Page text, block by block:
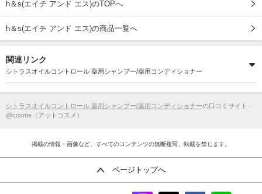
h＆s(エイチ アンド エス)のTOPへ
h＆s(エイチ アンド エス)の商品一覧へ
関連リンク
シトラスオイルコントロール 薬用シャンプー/薬用コンディショナー
シトラスオイルコントロール 薬用シャンプー/薬用コンディショナーの口コミサイト -
@cosme（アットコスメ）
掲載の情報・画像など、すべてのコンテンツの無断複写、転載を禁じます。
ページトップへ